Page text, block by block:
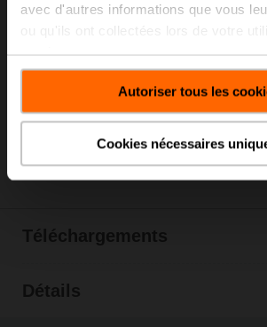
avec d'autres informations que vous
Autoriser tous les
Cookies nécessaires
Ajouter
Ajouter à la liste
de projets
Partager
Téléchargements
Détails